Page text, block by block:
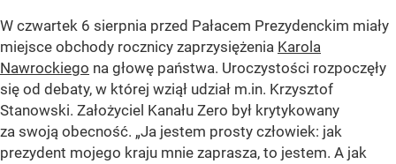
W czwartek 6 sierpnia przed Pałacem Prezydenckim miały
miejsce obchody rocznicy zaprzysiężenia Karola
Nawrockiego na głowę państwa. Uroczystości rozpoczęły
się od debaty, w której wziął udział m.in. Krzysztof
Stanowski. Założyciel Kanału Zero był krytykowany
za swoją obecność. „Ja jestem prosty człowiek: jak
prezydent mojego kraju mnie zaprasza, to jestem. A jak